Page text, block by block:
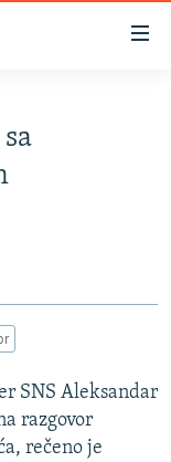
SNS Aleksandar
razgovor
rečeno je